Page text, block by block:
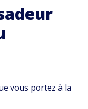
vous portez à la